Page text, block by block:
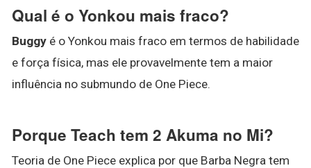
Qual é o Yonkou mais fraco?
Buggy é o Yonkou mais fraco em termos de habilidade
e força física, mas ele provavelmente tem a maior
influência no submundo de One Piece.
Porque Teach tem 2 Akuma no Mi?
Teoria de One Piece explica por que Barba Negra tem